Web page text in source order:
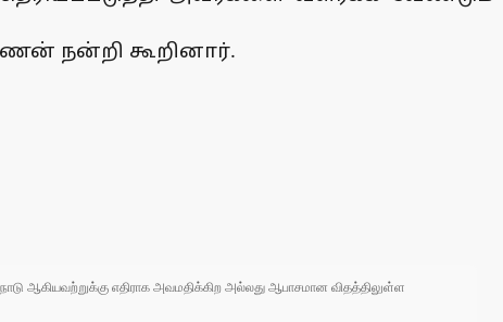
நன்றி கூறினார்.
ஆகியவற்றுக்கு எதிராக அவமதிக்கிற அல்லது ஆபாசமான விதத்திலுள்ள